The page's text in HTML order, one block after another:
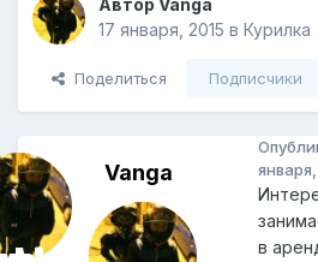
Автор Vanga
17 января, 2015 в Курилка
Поделиться Подписчики
Vanga
в